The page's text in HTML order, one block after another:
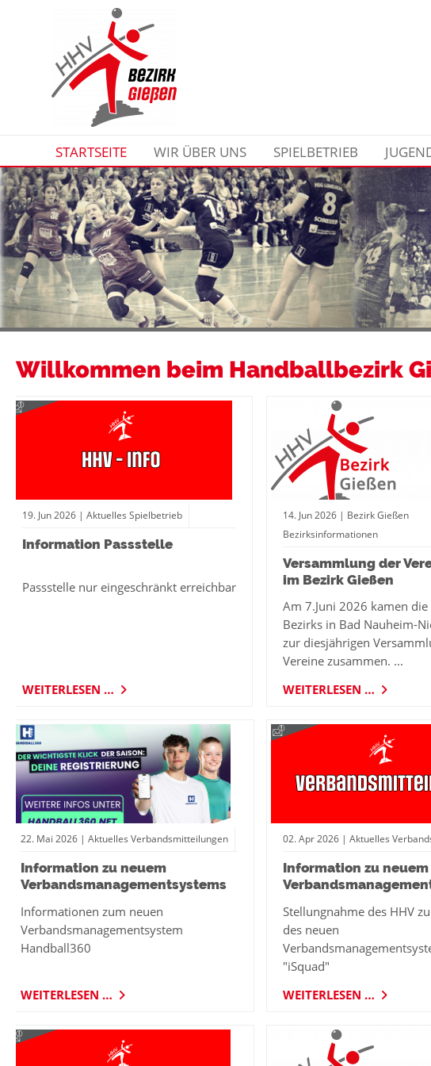
STARTSEITE WIR ÜBER UNS SPIELBETRIEB
Willkommen beim Handballbezirk
19. Jun2026 | Aktuelles Spielbetrieb
Information Passstelle
Passstelle nur eingeschränkt erreichbar
WEITERLESEN …
14. Jun2026 | Bezirk Gießen
Bezirksinformationen
Versammlung der
im Bezirk Gießen
Am 7.Juni 2026 kamen die
Bezirks in Bad Nauheim-
zur diesjährigen
Vereine zusammen. ...
WEITERLESEN …
22. Mai 2026 | Aktuelles Verbandsmitteilungen
Information zu neuem
Verbandsmanagementsystems
Informationen zum neuen
Verbandsmanagementsystem
Handball360
WEITERLESEN …
02.Apr2026 | Aktuelles
Information zu neuem
Stellungnahme des HHV
des neuen
"iSquad"
WEITERLESEN …